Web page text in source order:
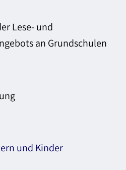
Lese- und
an Grundschulen
und Kinder